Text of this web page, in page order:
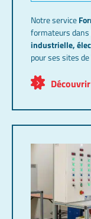
Notre service
formateurs dans
industrielle,
pour ses sites